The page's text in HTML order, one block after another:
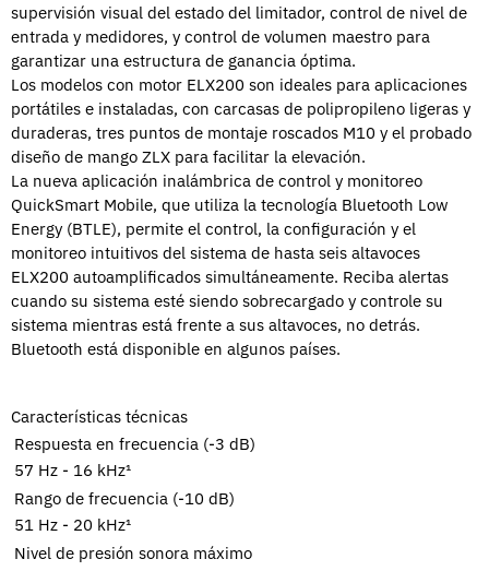
supervisión visual del estado del limitador, control de nivel de
entrada y medidores, y control de volumen maestro para
garantizar una estructura de ganancia óptima.
Los modelos con motor ELX200 son ideales para aplicaciones
portátiles e instaladas, con carcasas de polipropileno ligeras y
duraderas, tres puntos de montaje roscados M10 y el probado
diseño de mango ZLX para facilitar la elevación.
La nueva aplicación inalámbrica de control y monitoreo
QuickSmart Mobile, que utiliza la tecnología Bluetooth Low
Energy (BTLE), permite el control, la configuración y el
monitoreo intuitivos del sistema de hasta seis altavoces
ELX200 autoamplificados simultáneamente. Reciba alertas
cuando su sistema esté siendo sobrecargado y controle su
sistema mientras está frente a sus altavoces, no detrás.
Bluetooth está disponible en algunos países.
Características técnicas
Respuesta en frecuencia (-3 dB)
57 Hz - 16 kHz¹
Rango de frecuencia (-10 dB)
51 Hz - 20 kHz¹
Nivel de presión sonora máximo